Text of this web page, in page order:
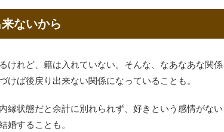
ないから
けれど、籍は入れていない。そんな、なあなあな関係
ば後戻り出来ない関係になっていることも。
縁状態だと余計に別れられず、好きという感情がない
婚することも。